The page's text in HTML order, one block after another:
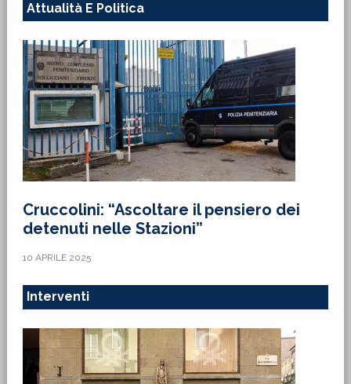
Attualità E Politica
Cruccolini: “Ascoltare il pensiero dei
detenuti nelle Stazioni”
10 APRILE 2025
Interventi